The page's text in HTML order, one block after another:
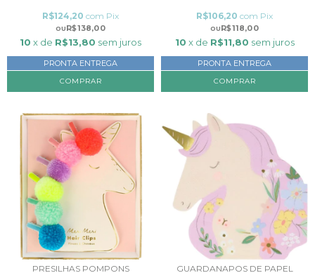
R$138,00
R$124,20 com Pix
10 x de R$13,80 sem juros
PRONTA ENTREGA
R$118,00
R$106,20 com Pix
10 x de R$11,80 sem juros
PRONTA ENTREGA
PRESILHAS POMPONS
GUARDANAPOS DE PAPEL